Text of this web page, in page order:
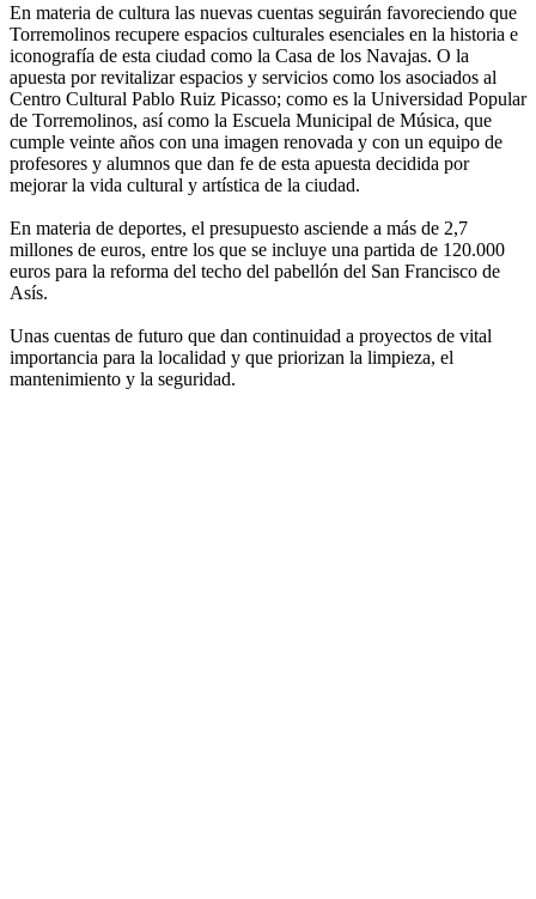
En materia de cultura las nuevas cuentas seguirán favoreciendo que
Torremolinos recupere espacios culturales esenciales en la historia e
iconografía de esta ciudad como la Casa de los Navajas. O la
apuesta por revitalizar espacios y servicios como los asociados al
Centro Cultural Pablo Ruiz Picasso; como es la Universidad Popular
de Torremolinos, así como la Escuela Municipal de Música, que
cumple veinte años con una imagen renovada y con un equipo de
profesores y alumnos que dan fe de esta apuesta decidida por
mejorar la vida cultural y artística de la ciudad.
En materia de deportes, el presupuesto asciende a más de 2,7
millones de euros, entre los que se incluye una partida de 120.000
euros para la reforma del techo del pabellón del San Francisco de
Asís.
Unas cuentas de futuro que dan continuidad a proyectos de vital
importancia para la localidad y que priorizan la limpieza, el
mantenimiento y la seguridad.